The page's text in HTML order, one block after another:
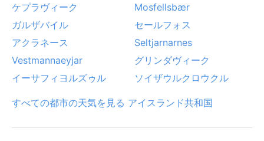
ケプラヴィーク
Mosfellsbær
ガルザバイル
セールフォス
アクラネース
Seltjarnarnes
Vestmannaeyjar
グリンダヴィーク
イーサフィヨルズゥル
ソイザウルクロウクル
すべての都市の天気を見る アイスランド共和国